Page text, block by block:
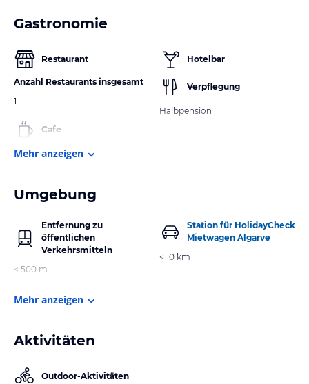
Gastronomie
Restaurant
Anzahl Restaurants insgesamt
1
Cafe
Hotelbar
Verpflegung
Halbpension
Mehr anzeigen
Umgebung
Entfernung zu
öffentlichen
Verkehrsmitteln
< 500 m
Station für HolidayCheck
Mietwagen Algarve
< 10 km
Mehr anzeigen
Aktivitäten
Outdoor-Aktivitäten